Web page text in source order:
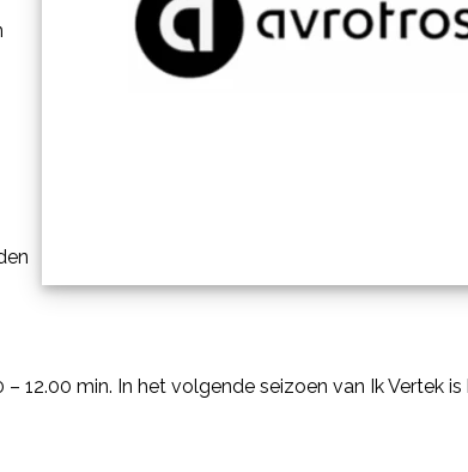
12.00 min. In het volgende seizoen van Ik Vertek